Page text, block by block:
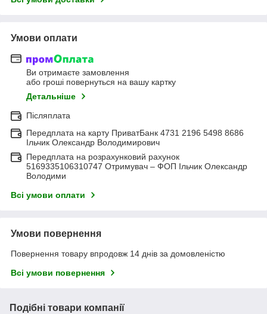
Умови оплати
Ви отримаєте замовлення
або гроші повернуться на вашу картку
Детальніше
Післяплата
Передплата на карту ПриватБанк 4731 2196 5498 8686
Ільчик Олександр Володимирович
Передплата на розрахунковий рахунок
5169335106310747 Отримувач – ФОП Ільчик Олександр
Володими
Всі умови оплати
Умови повернення
Повернення товару впродовж 14 днів за домовленістю
Всі умови повернення
Подібні товари компанії